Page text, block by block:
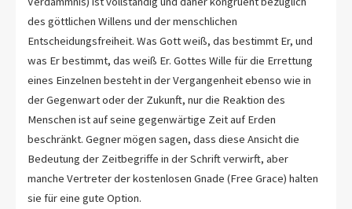
des göttlichen Willens und der menschlichen
Entscheidungsfreiheit. Was Gott weiß, das bestimmt Er, und
was Er bestimmt, das weiß Er. Gottes Wille für die Errettung
eines Einzelnen besteht in der Vergangenheit ebenso wie in
der Gegenwart oder der Zukunft, nur die Reaktion des
Menschen ist auf seine gegenwärtige Zeit auf Erden
beschränkt. Gegner mögen sagen, dass diese Ansicht die
Bedeutung der Zeitbegriffe in der Schrift verwirft, aber
manche Vertreter der kostenlosen Gnade (Free Grace) halten
sie für eine gute Option.